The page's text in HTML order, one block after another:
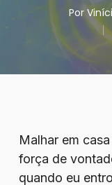
Por
Malhar em
força de
quando eu